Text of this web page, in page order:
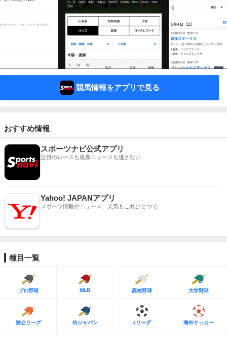
競馬情報をアプリで見る
おすすめ情報
スポーツナビ公式アプリ
注目のレースも最新ニュースも逃さない
Yahoo! JAPANアプリ
スポーツ情報やニュース、天気もこれひとつで
種目一覧
プロ野球 MLB 高校野球 大学野球
独立リーグ 侍ジャパン Jリーグ 海外サッカー